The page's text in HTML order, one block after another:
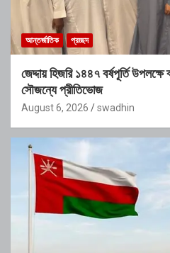
আন্তর্জাতিক প্রচ্ছদ
জেদ্দায় হিজরি ১৪৪৭ বর্ষপূর্তি
সৌজন্যে প্রীতিভোজ
August 6, 2026 swadhin